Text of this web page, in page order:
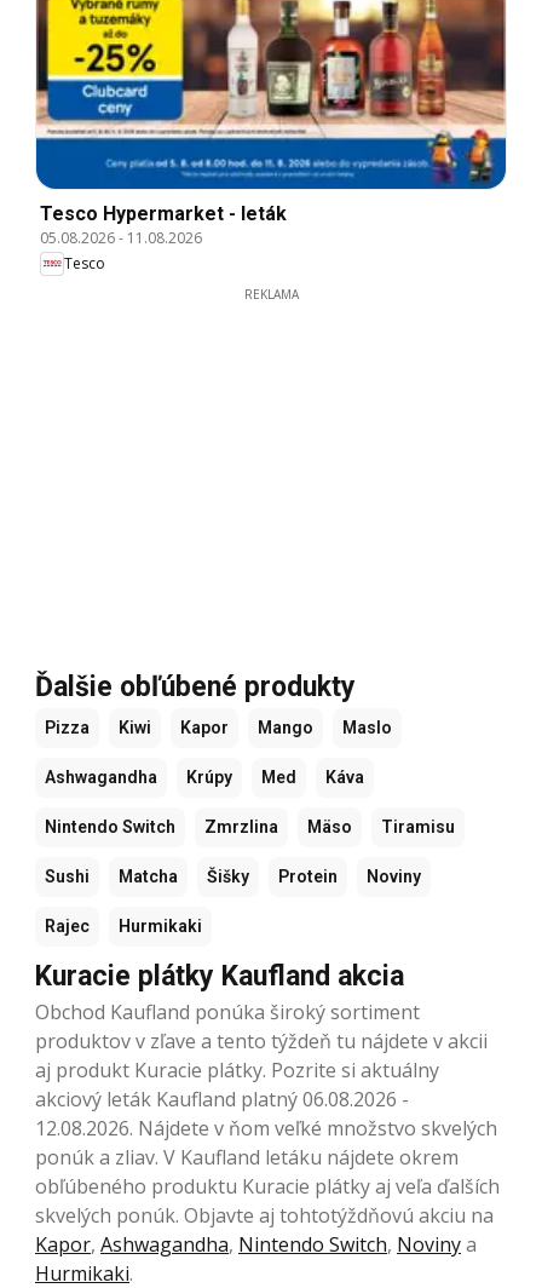
Tesco Hypermarket - leták
05.08.2026- 11.08.2026
Tesco
REKLAMA
Ďalšie obľúbené produkty
Pizza Kiwi Kapor Mango Maslo
Ashwagandha Krúpy Med Káva
Nintendo Switch Zmrzlina Mäso Tiramisu
Sushi Matcha Šišky Protein Noviny
Rajec Hurmikaki
Kuracie plátky Kaufland akcia
Obchod Kaufland ponúka široký sortiment
produktov v zľave a tento týždeň tu nájdete v akcii
aj produkt Kuracie plátky. Pozrite si aktuálny
akciový leták Kaufland platný 06.08.2026 -
12.08.2026. Nájdete v ňom veľké množstvo skvelých
ponúk a zliav. V Kaufland letáku nájdete okrem
obľúbeného produktu Kuracie plátky aj veľa ďalších
skvelých ponúk. Objavte aj tohtotýždňovú akciu na
Kapor, Ashwagandha, Nintendo Switch, Novinya
Hurmikaki.